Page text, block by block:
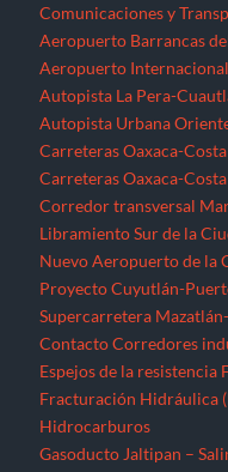
Comunicaciones y
Aeropuerto Barrancas
Aeropuerto Internacional
Autopista La Pera-
Autopista Urbana
Carreteras Oaxaca-
Carreteras Oaxaca-
Corredor transversal
Libramiento Sur de la
Nuevo Aeropuerto de la
Proyecto Cuyutlán-
Supercarretera
Contacto Corredores
Espejos de la resistencia
Fracturación Hidráulica
Hidrocarburos
Gasoducto Jaltipan –